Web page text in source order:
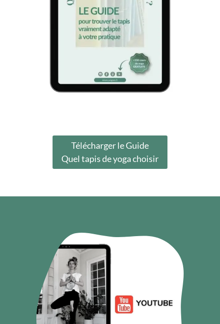
Télécharger le Guide
Quel tapis de yoga choisir